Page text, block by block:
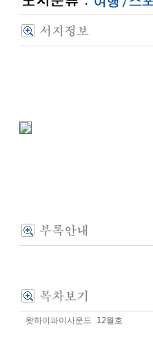
왓하이파이사운드 12월호